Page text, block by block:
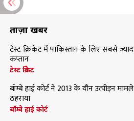
ताज़ा खबरें
टेस्ट क्रिकेट में पाकिस्तान के लिए सबसे
कप्तान
टेस्ट क्रिकेट
बॉम्बे हाई कोर्ट ने 2013 के यौन उत्पीड़न
ठहराया
बॉम्बे हाई कोर्ट